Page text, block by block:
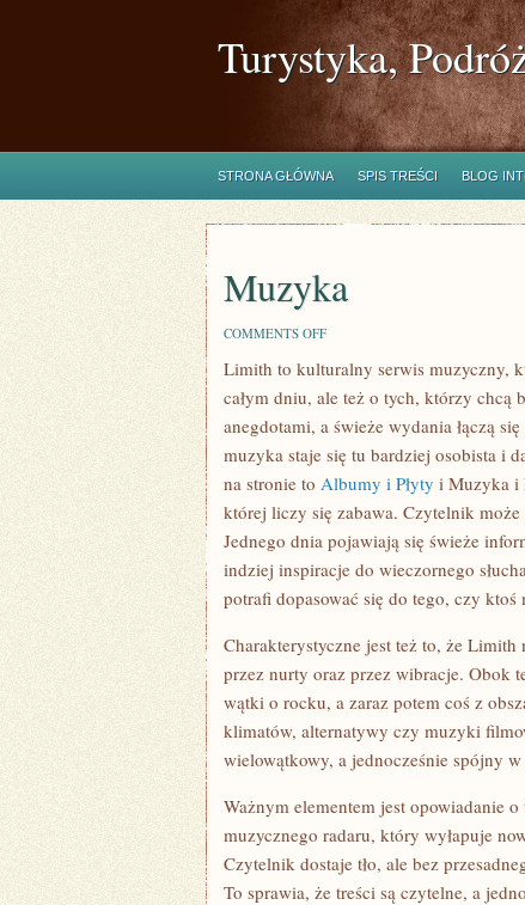
Turystyka,
STRONA GŁÓWNA SPIS TREŚCI BLOG
Muzyka
COMMENTS OFFON
Limith to kulturalny serwis muzyczny,
całym dniu, ale też o tych, którzy chcą
anegdotami, a świeże wydania łączą
muzyka staje się tu bardziej osobista i
na stronie to Albumy i Płyty i Muzyka i
której liczy się zabawa. Czytelnik
Jednego dnia pojawiają się świeże
indziej inspiracje do wieczornego
potrafi dopasować się do tego, czy
Charakterystyczne jest też to, że
przez nurty oraz przez wibracje. Obok
wątki o rocku, a zaraz potem coś z
klimatów, alternatywy czy muzyki
wielowątkowy, a jednocześnie spójny
Ważnym elementem jest opowiadanie
muzycznego radaru, który wyłapuje
Czytelnik dostaje tło, ale bez
To sprawia, że treści są czytelne, a